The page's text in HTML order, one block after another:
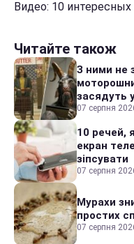
Видео: 10
Читайте також
З ними не
засядуть
07 серпня
10 речей,
екран
зіпсувати
07 серпня
Мурахи
простих
07 серпня